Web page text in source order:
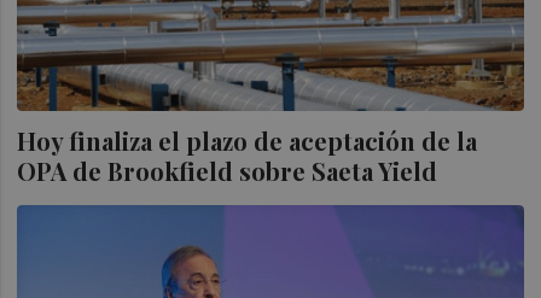
Hoy finaliza el plazo de aceptación de la
OPA de Brookfield sobre Saeta Yield